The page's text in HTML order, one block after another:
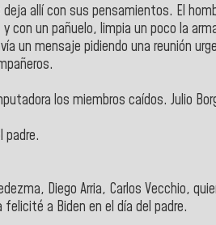
allí con sus pensamientos. El
un pañuelo, limpia un poco la
un mensaje pidiendo una reunión
los miembros caídos. Julio
padre.
Diego Arria, Carlos Vecchio,
a Biden en el día del padre.